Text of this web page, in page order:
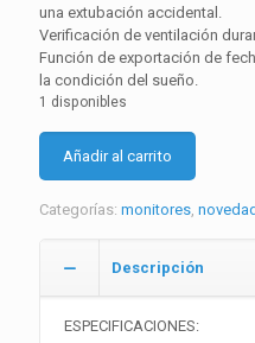
una extubación accidental.
Verificación de ventilación
Función de exportación de
la condición del sueño.
1 disponibles
Monitor
Paciente
Capnoxi-
Añadir al carrito
Categorías: monitores
Descripción
ESPECIFICACIONES: